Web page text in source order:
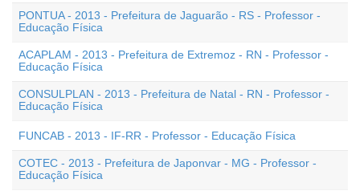
PONTUA - 2013 - Prefeitura de Jaguarão - RS - Professor -
Educação Física
ACAPLAM - 2013 - Prefeitura de Extremoz - RN - Professor -
Educação Física
CONSULPLAN - 2013 - Prefeitura de Natal - RN - Professor -
Educação Física
FUNCAB - 2013 - IF-RR - Professor - Educação Física
COTEC - 2013 - Prefeitura de Japonvar - MG - Professor -
Educação Física